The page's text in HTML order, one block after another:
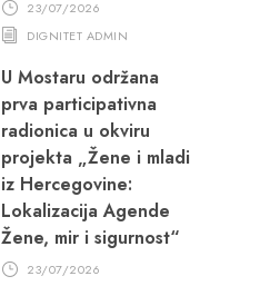
23/07/2026
DIGNITET ADMIN
U Mostaru održana
prva participativna
radionica u okviru
projekta „Žene i mladi
iz Hercegovine:
Lokalizacija Agende
Žene, mir i sigurnost“
23/07/2026